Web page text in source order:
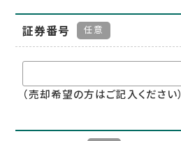
証券番号 任意
（売却希望の方はご記入ください）